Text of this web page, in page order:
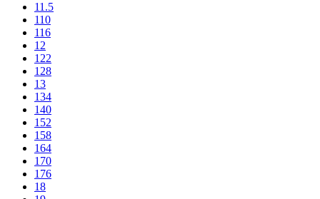
11.5
110
116
12
122
128
13
134
140
152
158
164
170
176
18